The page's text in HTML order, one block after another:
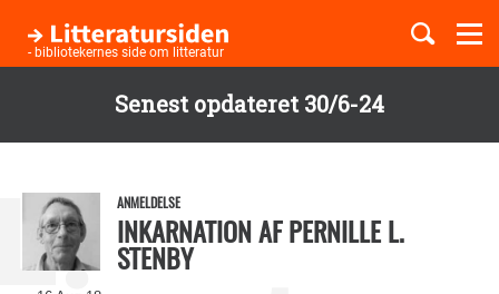
Senest opdateret 30/6-24
hovedindhold
- bibliotekernes side om litteratur
Børnebøger
ANMELDELSE
INKARNATION AF PERNILLE L.
STENBY